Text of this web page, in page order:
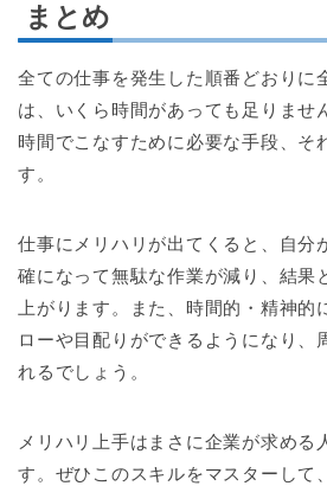
まとめ
全ての仕事を発生した順番どおりに
は、いくら時間があっても足りませ
時間でこなすために必要な手段、そ
す。
仕事にメリハリが出てくると、自分
確になって無駄な作業が減り、結果
上がります。また、時間的・精神的
ローや目配りができるようになり、
れるでしょう。
メリハリ上手はまさに企業が求める
す。ぜひこのスキルをマスターして